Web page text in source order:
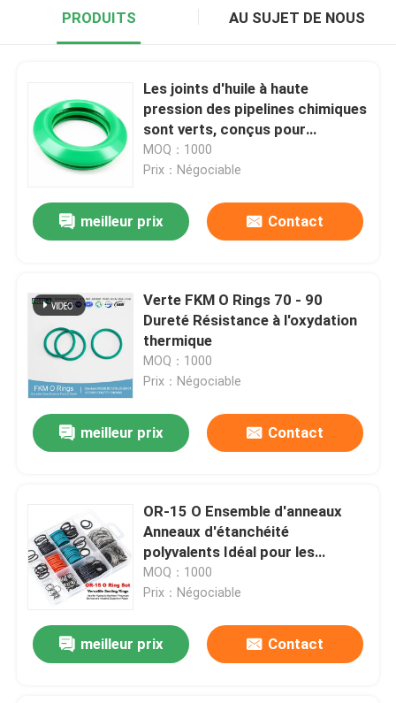
PRODUITS AU SUJET DE NOUS
Les joints d'huile à haute
pression des pipelines chimiques
sont verts, conçus pour
améliorer la longévité de
l'équipement et réduire la
MOQ：1000
Prix：Négociable
meilleur prix Contact
Verte FKM O Rings 70 - 90
Dureté Résistance à l'oxydation
thermique
MOQ：1000
Prix：Négociable
meilleur prix Contact
OR-15 O Ensemble d'anneaux
Anneaux d'étanchéité
polyvalents Idéal pour les
machines hydrauliques Les
appareils pneumatiques et la
industriels
MOQ：1000
Prix：Négociable
meilleur prix Contact